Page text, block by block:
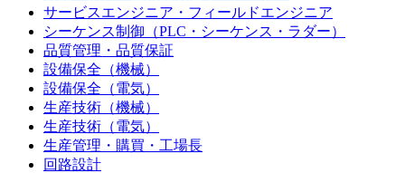
サービスエンジニア・フィールドエンジニア
シーケンス制御（PLC・シーケンス・ラダー）
品質管理・品質保証
設備保全（機械）
設備保全（電気）
生産技術（機械）
生産技術（電気）
生産管理・購買・工場長
回路設計